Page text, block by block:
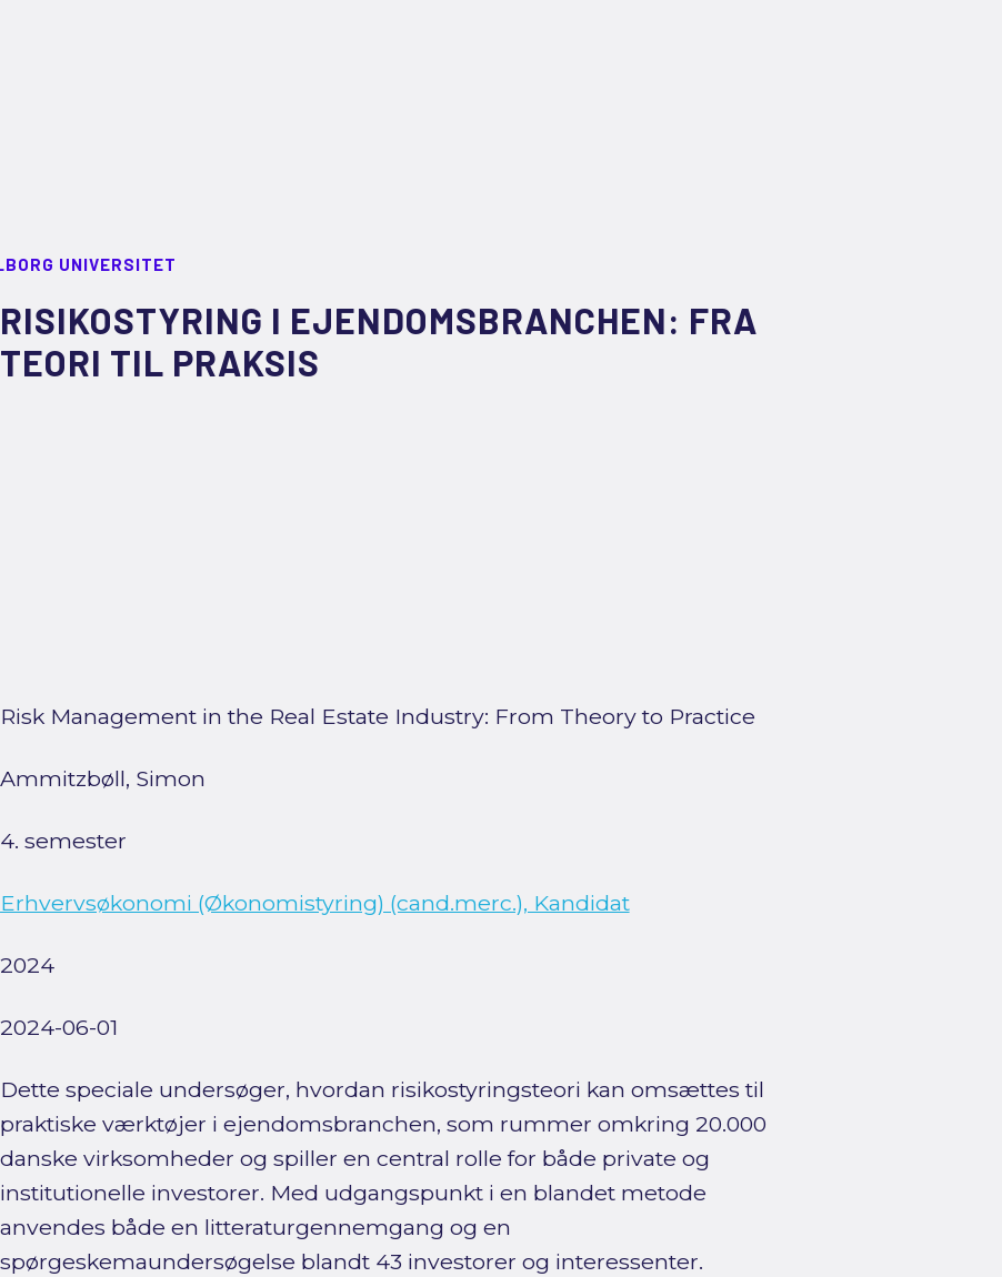
UNIVERSITET
RISIKOSTYRING I EJENDOMSBRANCHEN: FRA
TEORI TIL PRAKSIS
Risk Management in the Real Estate Industry: From Theory to Practice
Ammitzbøll, Simon
4. semester
Erhvervsøkonomi (Økonomistyring) (cand.merc.), Kandidat
2024
2024-06-01
Dette speciale undersøger, hvordan risikostyringsteori kan omsættes til
praktiske værktøjer i ejendomsbranchen, som rummer omkring 20.000
danske virksomheder og spiller en central rolle for både private og
institutionelle investorer. Med udgangspunkt i en blandet metode
anvendes både en litteraturgennemgang og en
spørgeskemaundersøgelse blandt 43 investorer og interessenter.